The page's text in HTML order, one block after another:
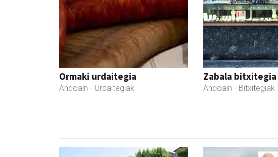
Ormaki urdaitegia
Andoain - Urdaitegiak
Zabala bitxitegia
Andoain - Bitxitegiak